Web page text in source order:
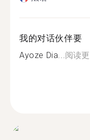
我的对话伙伴要
Ayoze Dia...阅读